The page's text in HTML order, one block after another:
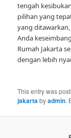
tengah
pilihan yang
yang
Anda
Rumah Jakarta
dengan lebih
This entry was
jakartabyadmin.